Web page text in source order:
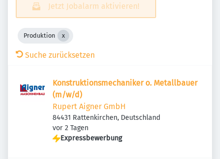
Jetzt Jobalarm aktivieren!
Produktion
Suche zurücksetzen
Konstruktionsmechaniker o. Metallbauer
(m/w/d)
Rupert Aigner GmbH
84431 Rattenkirchen, Deutschland
Veröffentlicht
vor 2 Tagen
Expressbewerbung